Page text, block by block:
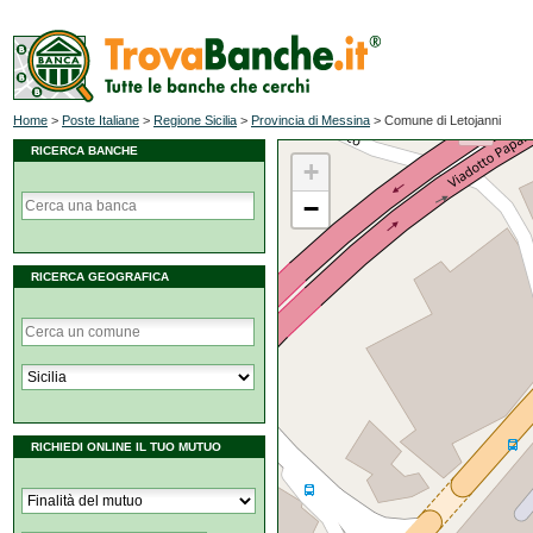
Home > Poste Italiane > Regione Sicilia > Provincia di Messina > Comune di Letojanni
RICERCA BANCHE
RICERCA GEOGRAFICA
RICHIEDI ONLINE IL TUO MUTUO
+
−